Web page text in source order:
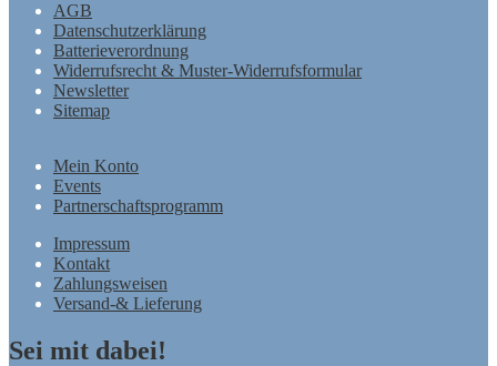
AGB
Datenschutzerklärung
Batterieverordnung
Widerrufsrecht & Muster-Widerrufsformular
Newsletter
Sitemap
Mein Konto
Events
Partnerschaftsprogramm
Impressum
Kontakt
Zahlungsweisen
Versand-& Lieferung
Sei mit dabei!